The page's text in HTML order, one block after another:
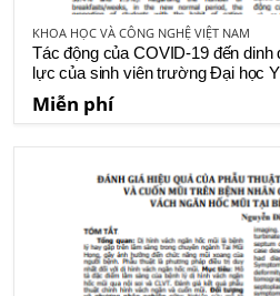
KHOA HỌC VÀ CÔNG NGHỆ VIỆT NAM
Tác động của COVID-19 đến
lực của sinh viên trường Đại học
Miễn phí